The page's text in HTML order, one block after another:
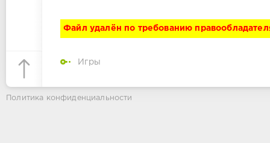
Файл удалён по требованию
Игры
Политика конфиденциальности